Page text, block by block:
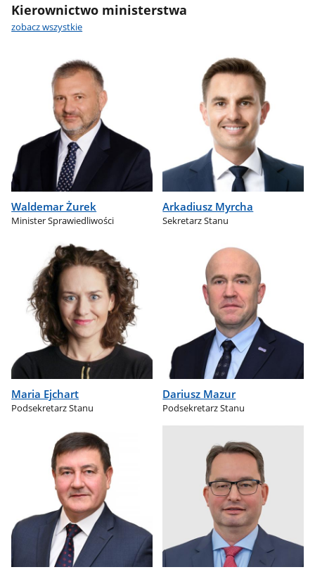
Kierownictwo ministerstwa
zobacz wszystkie
Waldemar Żurek
Minister Sprawiedliwości
Arkadiusz Myrcha
Sekretarz Stanu
Maria Ejchart
Podsekretarz Stanu
Dariusz Mazur
Podsekretarz Stanu